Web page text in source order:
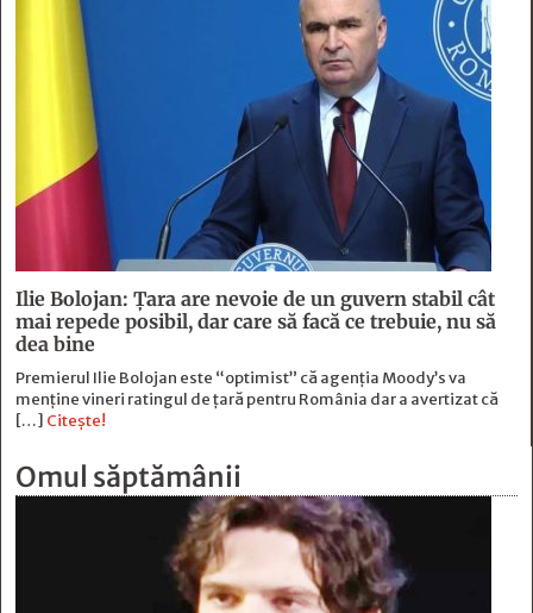
Ilie Bolojan: Țara are nevoie de un guvern stabil cât
mai repede posibil, dar care să facă ce trebuie, nu să
dea bine
Premierul Ilie Bolojan este “optimist” că agenția Moody’s va
menține vineri ratingul de țară pentru România dar a avertizat că
[…] Citește!
Omul săptămânii